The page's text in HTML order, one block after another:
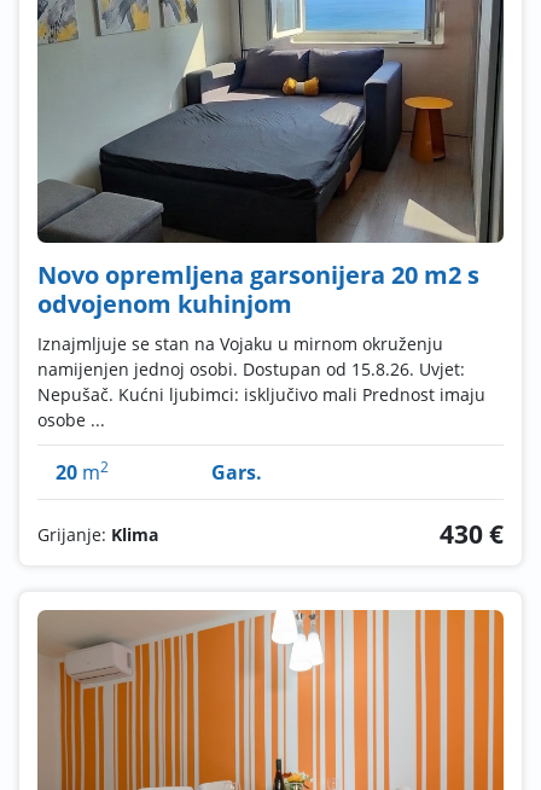
Novo opremljena garsonijera 20 m2 s
odvojenom kuhinjom
Iznajmljuje se stan na Vojaku u mirnom okruženju
namijenjen jednoj osobi. Dostupan od 15.8.26. Uvjet:
Nepušač. Kućni ljubimci: isključivo mali Prednost imaju
osobe ...
20 m2 Gars.
Grijanje: Klima 430 €